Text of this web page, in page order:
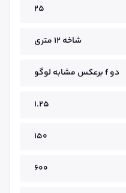
25
شاخه ۱۲ متری
دو f برعکس مشابه لوگو
1.25
150
600